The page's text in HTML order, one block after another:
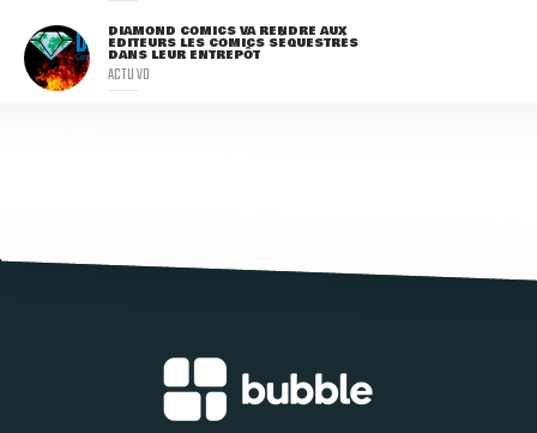
DIAMOND COMICS VA RENDRE AUX
ÉDITEURS LES COMICS SÉQUESTRÉS
DANS LEUR ENTREPÔT
ACTU VO